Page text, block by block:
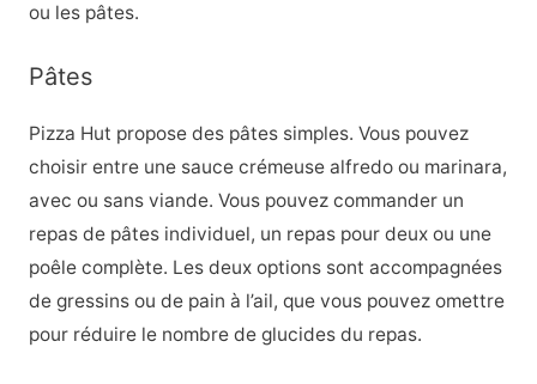
ou les pâtes.
Pâtes
Pizza Hut propose des pâtes simples. Vous pouvez
choisir entre une sauce crémeuse alfredo ou marinara,
avec ou sans viande. Vous pouvez commander un
repas de pâtes individuel, un repas pour deux ou une
poêle complète. Les deux options sont accompagnées
de gressins ou de pain à l’ail, que vous pouvez omettre
pour réduire le nombre de glucides du repas.